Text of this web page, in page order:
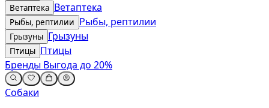
Ветаптека Ветаптека
Рыбы, рептилии Рыбы, рептилии
Грызуны Грызуны
Птицы Птицы
Бренды Выгода до 20%
Собаки